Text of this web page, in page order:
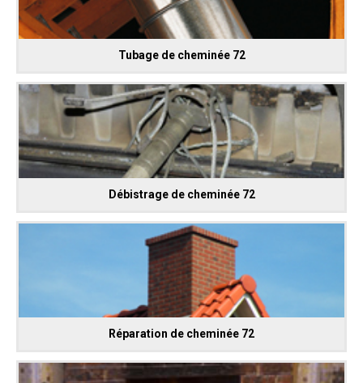
Tubage de cheminée 72
Débistrage de cheminée 72
Réparation de cheminée 72